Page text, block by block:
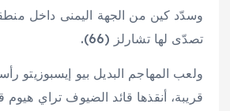
وسدّد كين من الجهة اليمنى داخل
تصدّى لها تشارلز (66).
ولعب المهاجم البديل بيو إيسبوزيتو
قريبة، أنقذها قائد الضيوف تراي هيوم